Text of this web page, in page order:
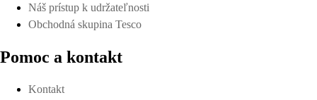
Náš prístup k udržateľnosti
Obchodná skupina Tesco
Pomoc a kontakt
Kontakt